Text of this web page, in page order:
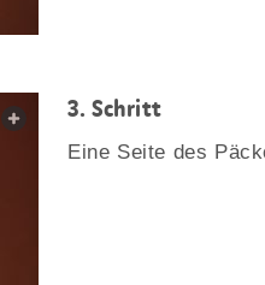
web.lightbox.openLink
3. Schritt
Eine Seite des